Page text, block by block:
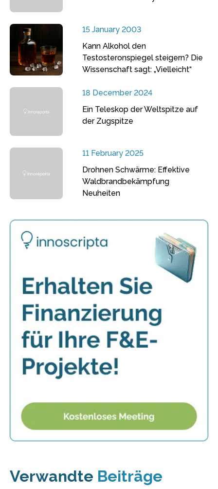
15 January 2003
Kann Alkohol den
Testosteronspiegel steigern? Die
Wissenschaft sagt: „Vielleicht“
18 December 2024
Ein Teleskop der Weltspitze auf
der Zugspitze
11 February 2025
Drohnen Schwärme: Effektive
Waldbrandbekämpfung
Neuheiten
Verwandte Beiträge